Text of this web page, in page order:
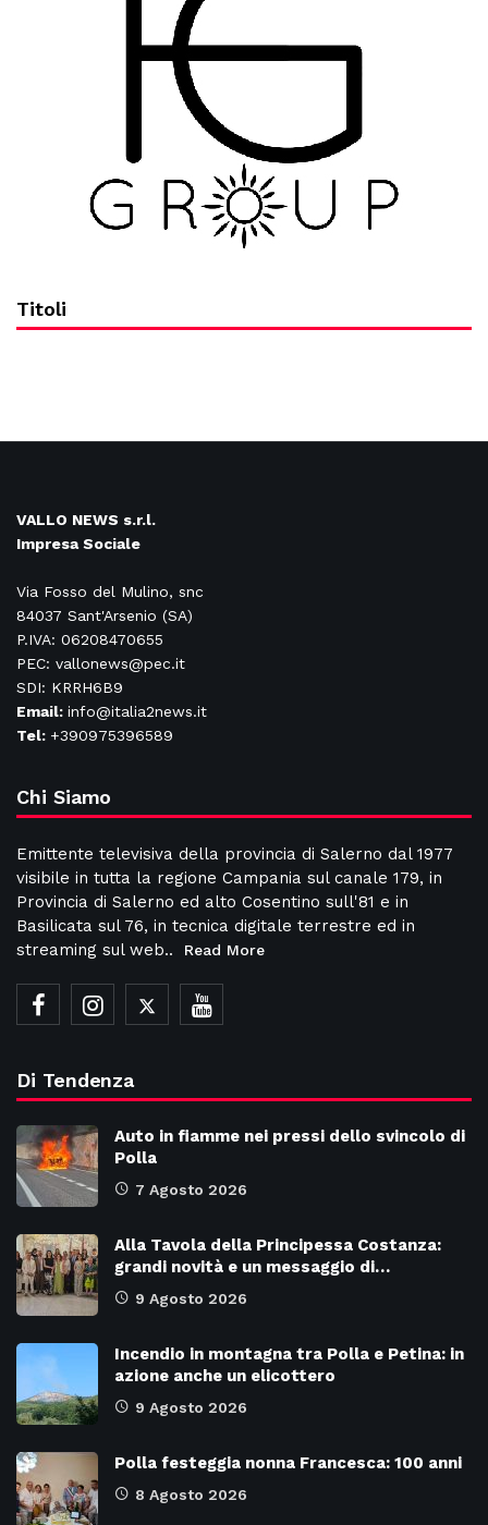
Titoli
VALLO NEWS s.r.l.
Impresa Sociale
Via Fosso del Mulino, snc
84037 Sant'Arsenio (SA)
P.IVA: 06208470655
PEC: vallonews@pec.it
SDI: KRRH6B9
Email: info@italia2news.it
Tel: +390975396589
Chi Siamo
Emittente televisiva della provincia di Salerno dal 1977
visibile in tutta la regione Campania sul canale 179, in
Provincia di Salerno ed alto Cosentino sull'81 e in
Basilicata sul 76, in tecnica digitale terrestre ed in
streaming sul web..
Read More
Di Tendenza
Auto in fiamme nei pressi dello svincolo di
Polla
7 Agosto 2026
Alla Tavola della Principessa Costanza:
grandi novità e un messaggio di…
9 Agosto 2026
Incendio in montagna tra Polla e Petina: in
azione anche un elicottero
9 Agosto 2026
Polla festeggia nonna Francesca: 100 anni
8 Agosto 2026